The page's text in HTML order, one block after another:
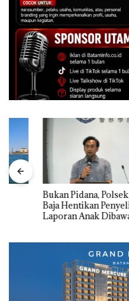
Bukan Pidana, Polsek Lubuk
Baja Hentikan Penyelidikan
Laporan Anak Dibawa Tanpa